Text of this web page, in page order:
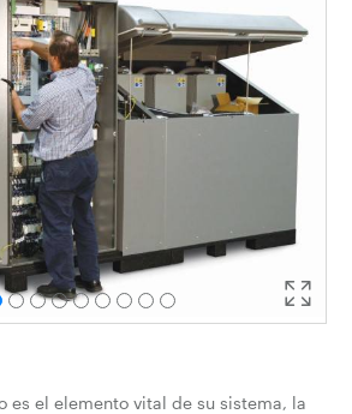
es el elemento vital de su sistema, la